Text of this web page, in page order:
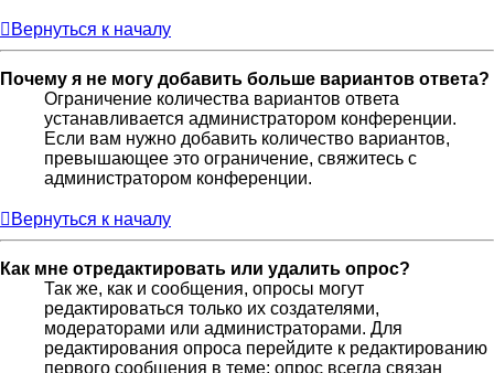
Вернуться к началу
Почему я не могу добавить больше вариантов ответа?
Ограничение количества вариантов ответа
устанавливается администратором конференции.
Если вам нужно добавить количество вариантов,
превышающее это ограничение, свяжитесь с
администратором конференции.
Вернуться к началу
Как мне отредактировать или удалить опрос?
Так же, как и сообщения, опросы могут
редактироваться только их создателями,
модераторами или администраторами. Для
редактирования опроса перейдите к редактированию
первого сообщения в теме; опрос всегда связан